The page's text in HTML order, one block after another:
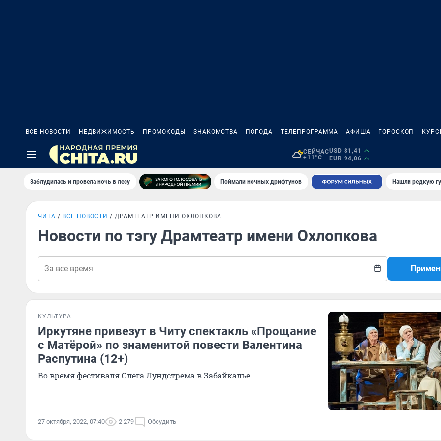
ВСЕ НОВОСТИ НЕДВИЖИМОСТЬ ПРОМОКОДЫ ЗНАКОМСТВА ПОГОДА ТЕЛЕПРОГРАММА АФИША ГОРОСКОП
СЕЙЧАС
+11°C
USD 81,41
EUR 94,06
Заблудилась и провела ночь в лесу Поймали ночных дрифтунов Нашли редкую
ЧИТА ВСЕ НОВОСТИ ДРАМТЕАТР ИМЕНИ ОХЛОПКОВА
Новости по тэгу Драмтеатр имени Охлопкова
КУЛЬТУРА
Иркутяне привезут в Читу спектакль «Прощание
с Матёрой» по знаменитой повести Валентина
Распутина (12+)
Во время фестиваля Олега Лундстрема в Забайкалье
27 октября, 2022, 07:40 2 279 Обсудить